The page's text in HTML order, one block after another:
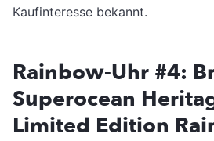
Kaufinteresse bekannt.
Rainbow-Uhr #4:
Superocean
Limited Edition